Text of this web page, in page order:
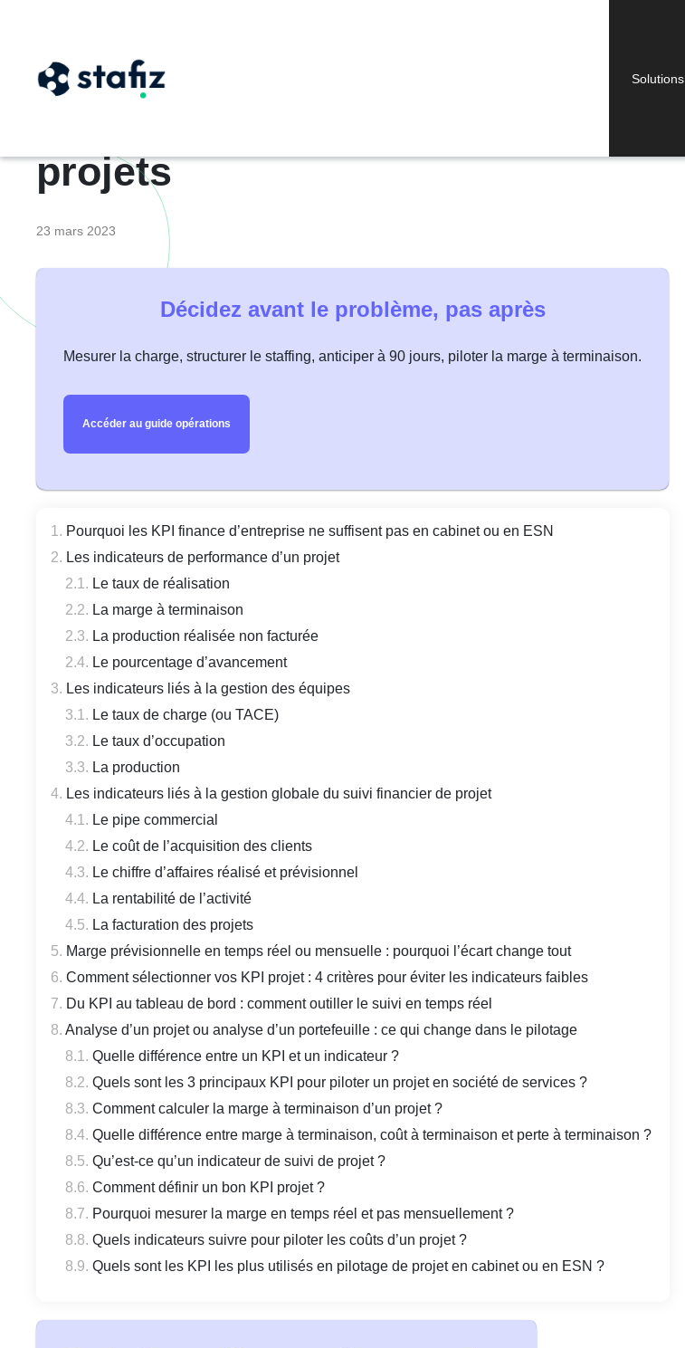
Solutions
projets
23 mars 2023
Décidez avant le problème, pas après
Mesurer la charge, structurer le staffing, anticiper à 90 jours, piloter la marge à terminaison.
Accéder au guide opérations
Pourquoi les KPI finance d’entreprise ne suffisent pas en cabinet ou en ESN
Les indicateurs de performance d’un projet
Le taux de réalisation
La marge à terminaison
La production réalisée non facturée
Le pourcentage d’avancement
Les indicateurs liés à la gestion des équipes
Le taux de charge (ou TACE)
Le taux d’occupation
La production
Les indicateurs liés à la gestion globale du suivi financier de projet
Le pipe commercial
Le coût de l’acquisition des clients
Le chiffre d’affaires réalisé et prévisionnel
La rentabilité de l’activité
La facturation des projets
Marge prévisionnelle en temps réel ou mensuelle : pourquoi l’écart change tout
Comment sélectionner vos KPI projet : 4 critères pour éviter les indicateurs faibles
Du KPI au tableau de bord : comment outiller le suivi en temps réel
Analyse d’un projet ou analyse d’un portefeuille : ce qui change dans le pilotage
Quelle différence entre un KPI et un indicateur ?
Quels sont les 3 principaux KPI pour piloter un projet en société de services ?
Comment calculer la marge à terminaison d’un projet ?
Quelle différence entre marge à terminaison, coût à terminaison et perte à terminaison ?
Qu’est-ce qu’un indicateur de suivi de projet ?
Comment définir un bon KPI projet ?
Pourquoi mesurer la marge en temps réel et pas mensuellement ?
Quels indicateurs suivre pour piloter les coûts d’un projet ?
Quels sont les KPI les plus utilisés en pilotage de projet en cabinet ou en ESN ?